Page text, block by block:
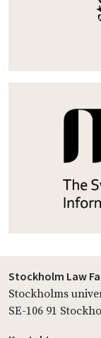
Stockholm Law
Stockholms
SE-106 91